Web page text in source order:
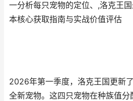
一分析每只宠物的定位、,洛克王
本核心获取指南与实战价值评估
2026年第一季度，洛克王国更新
全新宠物。这四只宠物在种族值分